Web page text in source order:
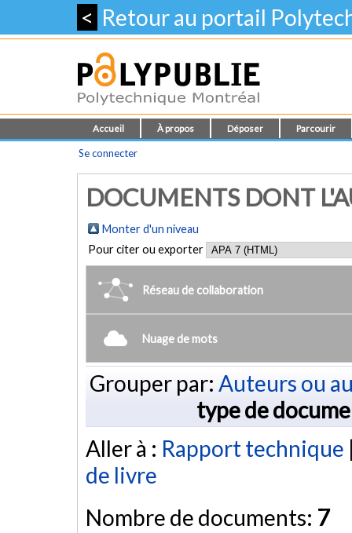
< Retour au portail
Accueil À propos Déposer Parcourir
Se connecter
DOCUMENTS DONT
Monter d'un niveau
Pour citer ou exporter
Réseau de collaboration
Nuage de mots
Grouper par: Auteurs ou
type de
Aller à : Rapport technique
de livre
Nombre de documents: 7